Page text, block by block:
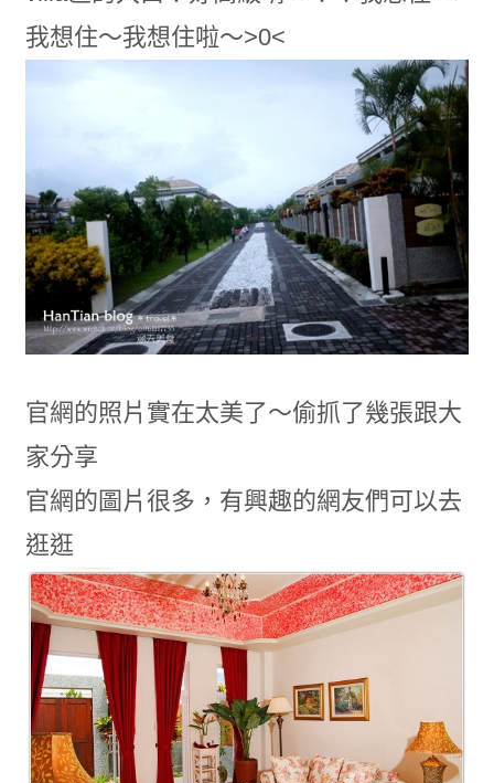
我想住～我想住啦～>0<
官網的照片實在太美了～偷抓了幾張跟大
家分享
官網的圖片很多，有興趣的網友們可以去
逛逛